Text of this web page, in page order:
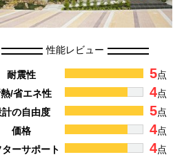
性能レビュー
耐震性 5点
熱/省エネ性
4点
計の自由度
5点
価格
4点
ターサポート
4点